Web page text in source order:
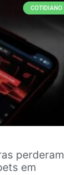
COTIDIANO
perderam
em